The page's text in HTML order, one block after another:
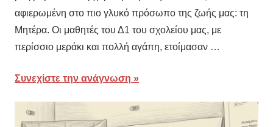
αφιερωμένη στο πιο γλυκό πρόσωπο της ζωής μας: τη
Μητέρα. Οι μαθητές του Δ1 του σχολείου μας, με
περίσσιο μεράκι και πολλή αγάπη, ετοίμασαν …
Συνεχίστε την ανάγνωση